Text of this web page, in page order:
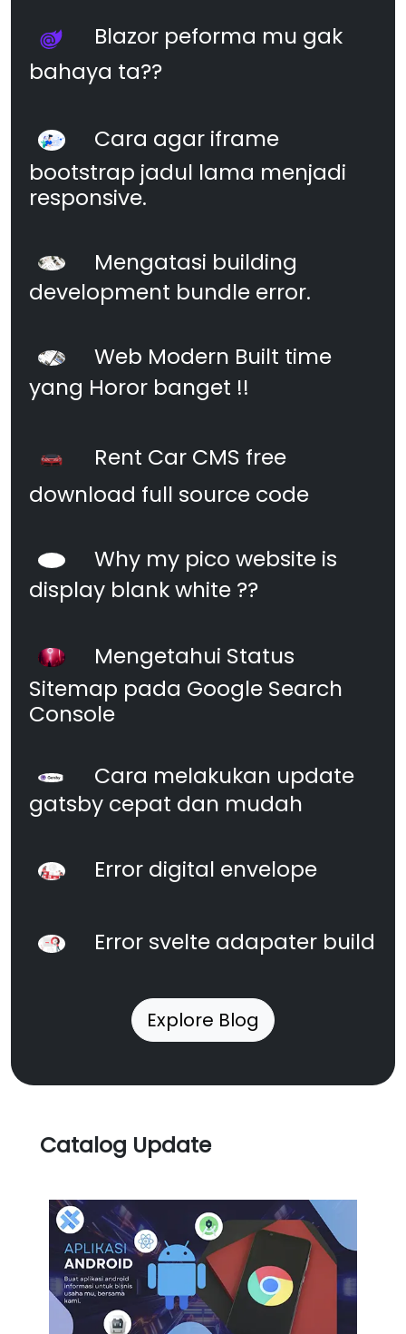
Blazor peforma mu gak
bahaya ta??
Cara agar iframe
bootstrap jadul lama menjadi
responsive.
Mengatasi building
development bundle error.
Web Modern Built time
yang Horor banget !!
Rent Car CMS free
download full source code
Why my pico website is
display blank white ??
Mengetahui Status
Sitemap pada Google Search
Console
Cara melakukan update
gatsby cepat dan mudah
Error digital envelope
Error svelte adapater build
Explore Blog
Catalog Update